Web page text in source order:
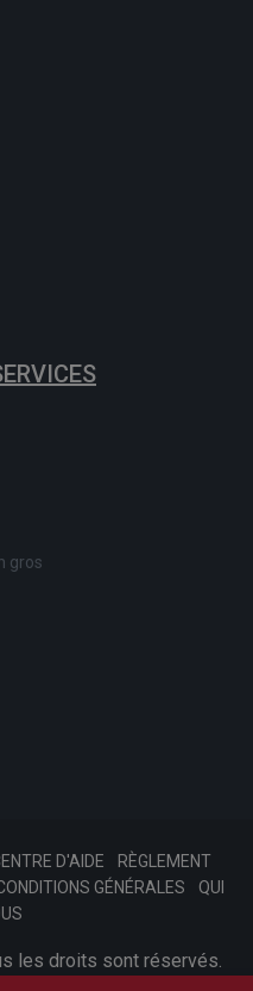
gros
D'AIDE
RÈGLEMENT
GÉNÉRALES
QUI
les droits sont réservés.